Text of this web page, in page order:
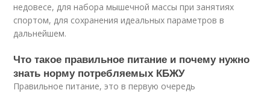
недовесе, для набора мышечной массы при занятиях
спортом, для сохранения идеальных параметров в
дальнейшем.
Что такое правильное питание и почему нужно
знать норму потребляемых КБЖУ
Правильное питание, это в первую очередь